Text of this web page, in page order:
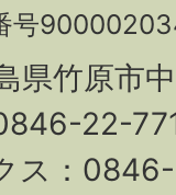
号
県竹原市
22-
ス：